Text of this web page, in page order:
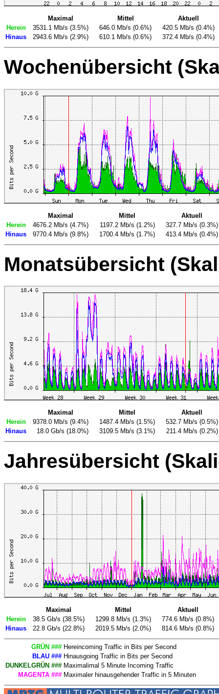
Maximal Mittel
Aktuell
Herein
3531.1 Mb/s (3.5%) 646.0 Mb/s (0.6%)
420.5 Mb/s (0.4%)
Hinaus
2943.6 Mb/s (2.9%) 610.1 Mb/s (0.6%) 372.4 Mb/s (0.4%)
Wochenübersicht
Maximal Mittel
Aktuell
Herein
4676.2 Mb/s (4.7%) 1197.2 Mb/s (1.2%)
327.7 Mb/s (0.3%)
Hinaus
9770.4 Mb/s (9.8%) 1700.4 Mb/s (1.7%) 413.4 Mb/s (0.4%)
Monatsübersicht
Maximal Mittel
Aktuell
Herein
9378.0 Mb/s (9.4%) 1487.4 Mb/s (1.5%)
532.7 Mb/s (0.5%)
Hinaus
18.0 Gb/s (18.0%) 3109.5 Mb/s (3.1%) 211.4 Mb/s (0.2%)
Jahresübersicht
Maximal Mittel
Aktuell
Herein
38.5 Gb/s (38.5%) 1299.8 Mb/s (1.3%)
774.6 Mb/s (0.8%)
Hinaus
22.8 Gb/s (22.8%) 2019.5 Mb/s (2.0%) 814.6 Mb/s (0.8%)
GRÜN ### Hereincoming Traffic in Bits per Second
BLAU ### Hinausgoing Traffic in Bits per Second
DUNKELGRÜN ### Maximalimal 5 Minute Incoming Traffic
MAGENTA ### Maximaler hinausgehender Traffic in 5 Minuten